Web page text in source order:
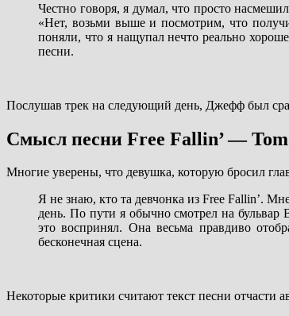
Честно говоря, я думал, что просто
«Нет, возьми выше и посмотрим, что
поняли, что я нащупал нечто реально
песни.
Послушав трек на следующий день, Джефф был
Смысл песни Free Fallin’ —
Многие уверены, что девушка, которую бросил
Я не знаю, кто та девчонка из Free Fallin’.
день. По пути я обычно смотрел на
это воспринял. Она весьма правдиво
бесконечная сцена.
Некоторые критики считают текст песни отчасти